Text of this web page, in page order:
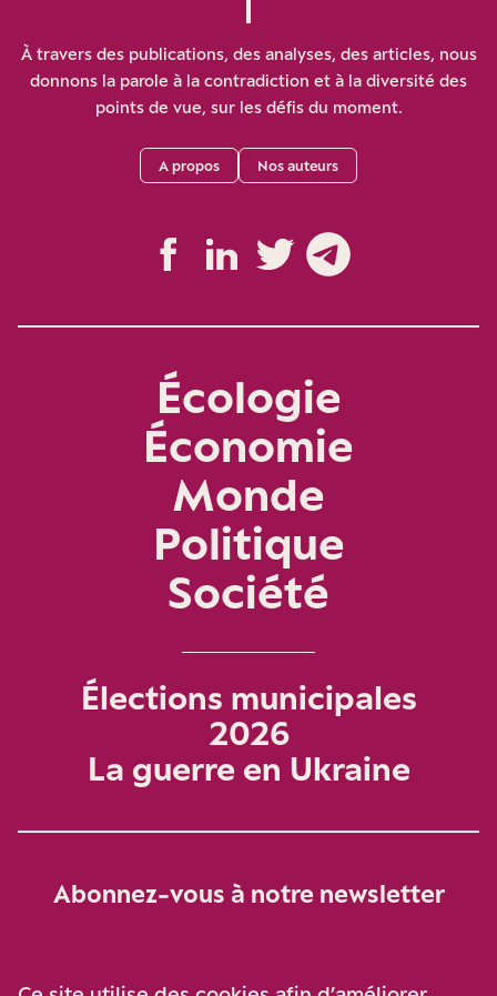
À travers des publications, des analyses, des articles, nous
donnons la parole à la contradiction et à la diversité des
points de vue, sur les défis du moment.
A propos Nos auteurs
Écologie
Économie
Monde
Politique
Société
Élections municipales
2026
La guerre en Ukraine
Abonnez-vous à notre newsletter